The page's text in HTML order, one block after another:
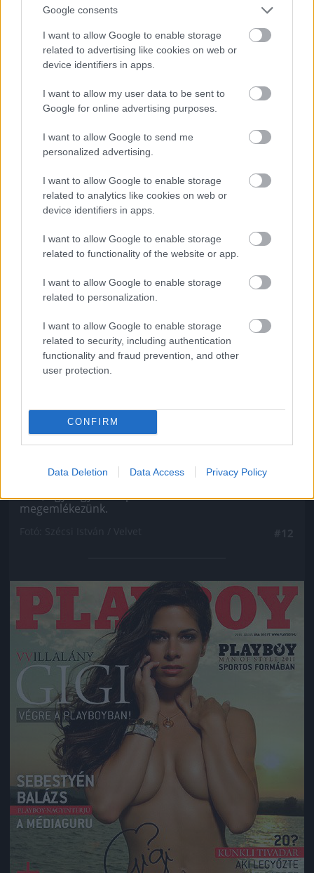
Google consents
I want to allow Google to enable storage
related to advertising like cookies on web or
device identifiers in apps.
I want to allow my user data to be sent to
Google for online advertising purposes.
I want to allow Google to send me
personalized advertising.
I want to allow Google to enable storage
related to analytics like cookies on web or
device identifiers in apps.
I want to allow Google to enable storage
related to functionality of the website or app.
I want to allow Google to enable storage
related to personalization.
I want to allow Google to enable storage
related to security, including authentication
functionality and fraud prevention, and other
user protection.
CONFIRM
Data Deletion Data Access Privacy Policy
De jelölték díjakra az Ex Machina c. film miatt is, és
Angelina Jolie után ő lett Lara Croft - nyilván
nemcsak azért, mert tehetséges, hanem azért is,
Fassbender felesége.
Fotó: Larry Busacca / Getty Images Hungary
Jön még kép!
Ahogy minden ex Való Világ-szereplőről, úgy VV
Gigiről se hallott még soha senki, még véletlenül
sem, úgyhogy most pár szóban róla is
megemlékezünk.
Jön még kép!